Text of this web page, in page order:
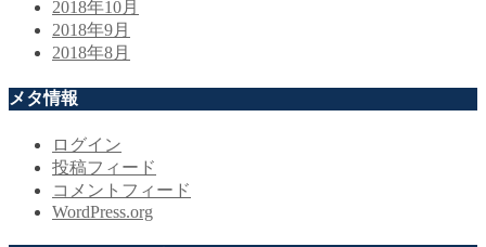
2018年10月
2018年9月
2018年8月
メタ情報
ログイン
投稿フィード
コメントフィード
WordPress.org